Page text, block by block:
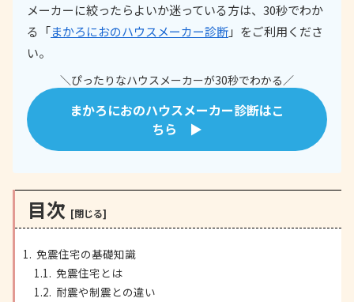
メーカーに絞ったらよいか迷っている方は、30秒でわか
る「まかろにおのハウスメーカー診断」をご利用くださ
い。
＼ぴったりなハウスメーカーが30秒でわかる／
まかろにおのハウスメーカー診断はこ
ちら ▶
目次
免震住宅の基礎知識
免震住宅とは
耐震や制震との違い